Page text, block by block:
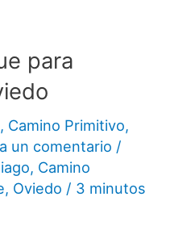
para
, Camino Primitivo,
un comentario /
, Camino
, Oviedo / 3 minutos